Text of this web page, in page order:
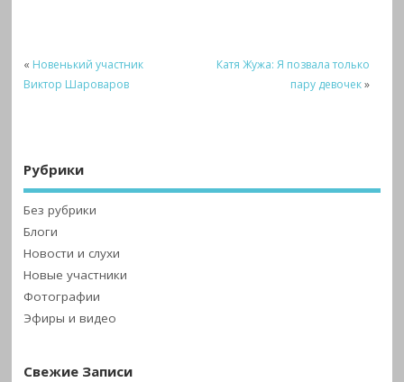
« Новенький участник
Виктор Шароваров
Катя Жужа: Я позвала только
пару девочек»
Рубрики
Без рубрики
Блоги
Новости и слухи
Новые участники
Фотографии
Эфиры и видео
Свежие Записи